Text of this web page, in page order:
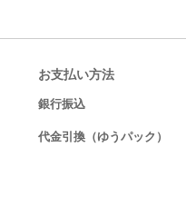
お支払い方法
銀行振込
代金引換（ゆうパック）